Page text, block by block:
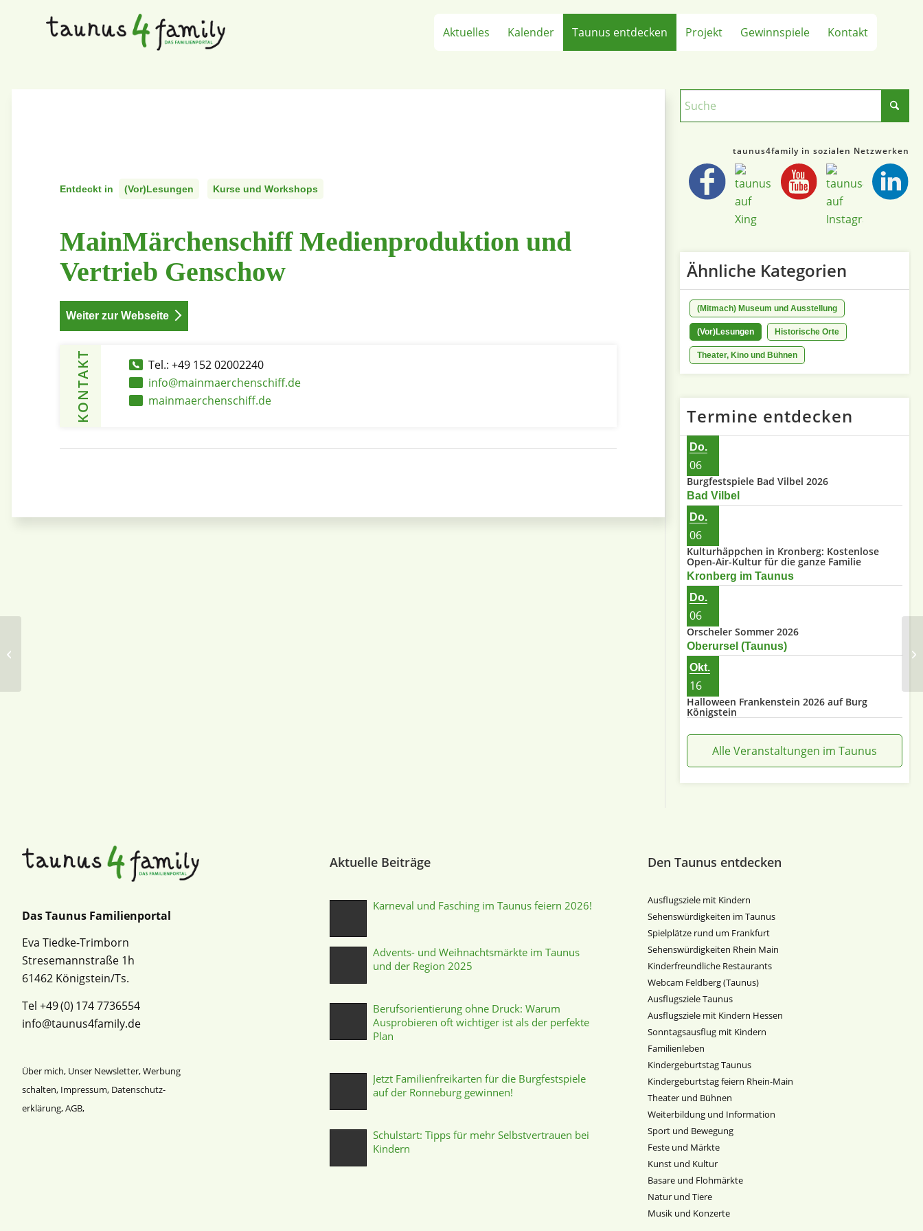
Aktuelles Kalender Taunus entdecken Projekt Gewinnspiele Kontakt
Entdeckt in (Vor)Lesungen Kurse und Workshops
MainMärchenschiff Medienproduktion und
Vertrieb Genschow
Weiter zur Webseite
KONTAKT
Tel.: +49 152 02002240
info@mainmaerchenschiff.de
mainmaerchenschiff.de
taunus4family in sozialen Netzwerken
Ähnliche Kategorien
(Mitmach) Museum und Ausstellung
(Vor)Lesungen Historische Orte
Theater, Kino und Bühnen
Termine entdecken
Do.
06
Burgfestspiele Bad Vilbel 2026
Bad Vilbel
Do.
06
Kulturhäppchen in Kronberg: Kostenlose
Open-Air-Kultur für die ganze Familie
Kronberg im Taunus
Do.
06
Orscheler Sommer 2026
Oberursel (Taunus)
Okt.
16
Halloween Frankenstein 2026 auf Burg
Königstein
Alle Veranstaltungen im Taunus
Das Taunus Familienportal
Eva Tiedke-Trimborn
Stresemannstraße 1h
61462 Königstein/Ts.
Tel +49 (0) 174 7736554
info@taunus4family.de
Über mich, Unser Newsletter,Werbung
schalten, Impressum, Datenschutz­
erklärung,AGB,
Aktuelle Beiträge
Karneval und Fasching im Taunus feiern 2026!
Advents- und Weihnachtsmärkte im Taunus
und der Region 2025
Berufsorientierung ohne Druck: Warum
Ausprobieren oft wichtiger ist als der perfekte
Plan
Jetzt Familienfreikarten für die Burgfestspiele
auf der Ronneburg gewinnen!
Schulstart: Tipps für mehr Selbstvertrauen bei
Kindern
Den Taunus entdecken
Ausflugsziele mit Kindern
Sehenswürdigkeiten im Taunus
Spielplätze rund um Frankfurt
Sehenswürdigkeiten Rhein Main
Kinderfreundliche Restaurants
Webcam Feldberg (Taunus)
Ausflugsziele Taunus
Ausflugsziele mit Kindern Hessen
Sonntagsausflug mit Kindern
Familienleben
Kindergeburtstag Taunus
Kindergeburtstag feiern Rhein-Main
Theater und Bühnen
Weiterbildung und Information
Sport und Bewegung
Feste und Märkte
Kunst und Kultur
Basare und Flohmärkte
Natur und Tiere
Musik und Konzerte